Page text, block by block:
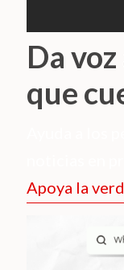
Da
que
Apoya la